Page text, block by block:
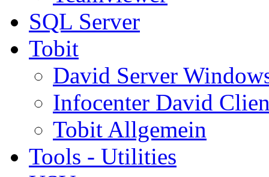
SQL Server
Tobit
David Server
Infocenter David
Tobit Allgemein
Tools - Utilities